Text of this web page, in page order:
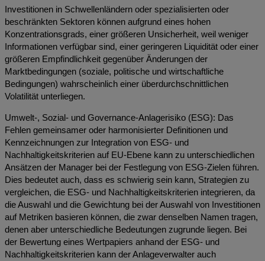
Investitionen in Schwellenländern oder spezialisierten oder
beschränkten Sektoren können aufgrund eines hohen
Konzentrationsgrads, einer größeren Unsicherheit, weil weniger
Informationen verfügbar sind, einer geringeren Liquidität oder einer
größeren Empfindlichkeit gegenüber Änderungen der
Marktbedingungen (soziale, politische und wirtschaftliche
Bedingungen) wahrscheinlich einer überdurchschnittlichen
Volatilität unterliegen.
Umwelt-, Sozial- und Governance-Anlagerisiko (ESG): Das
Fehlen gemeinsamer oder harmonisierter Definitionen und
Kennzeichnungen zur Integration von ESG- und
Nachhaltigkeitskriterien auf EU-Ebene kann zu unterschiedlichen
Ansätzen der Manager bei der Festlegung von ESG-Zielen führen.
Dies bedeutet auch, dass es schwierig sein kann, Strategien zu
vergleichen, die ESG- und Nachhaltigkeitskriterien integrieren, da
die Auswahl und die Gewichtung bei der Auswahl von Investitionen
auf Metriken basieren können, die zwar denselben Namen tragen,
denen aber unterschiedliche Bedeutungen zugrunde liegen. Bei
der Bewertung eines Wertpapiers anhand der ESG- und
Nachhaltigkeitskriterien kann der Anlageverwalter auch